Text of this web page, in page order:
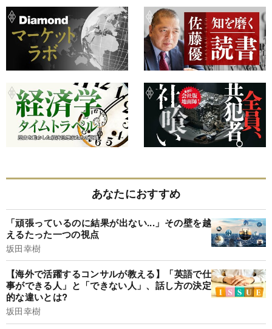
あなたにおすすめ
「頑張っているのに結果が出ない...」その壁を越
えるたった一つの視点
坂田幸樹
【海外で活躍するコンサルが教える】「英語で仕
事ができる人」と「できない人」、話し方の決定
的な違いとは?
坂田幸樹